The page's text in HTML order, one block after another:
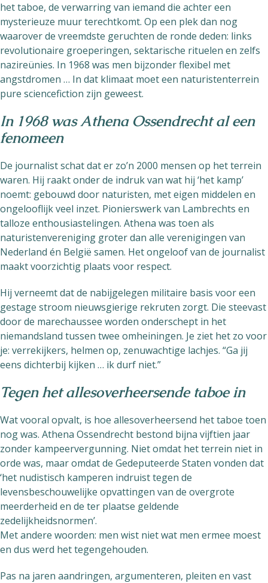
het taboe, de verwarring van iemand die achter een
mysterieuze muur terechtkomt. Op een plek dan nog
waarover de vreemdste geruchten de ronde deden: links
revolutionaire groeperingen, sektarische rituelen en zelfs
nazireünies. In 1968 was men bijzonder flexibel met
angstdromen … In dat klimaat moet een naturistenterrein
pure sciencefiction zijn geweest.
In 1968 was Athena Ossendrecht al een
fenomeen
De journalist schat dat er zo’n 2000 mensen op het terrein
waren. Hij raakt onder de indruk van wat hij ‘het kamp’
noemt: gebouwd door naturisten, met eigen middelen en
ongelooflijk veel inzet. Pionierswerk van Lambrechts en
talloze enthousiastelingen. Athena was toen als
naturistenvereniging groter dan alle verenigingen van
Nederland én België samen. Het ongeloof van de journalist
maakt voorzichtig plaats voor respect.
Hij verneemt dat de nabijgelegen militaire basis voor een
gestage stroom nieuwsgierige rekruten zorgt. Die steevast
door de marechaussee worden onderschept in het
niemandsland tussen twee omheiningen. Je ziet het zo voor
je: verrekijkers, helmen op, zenuwachtige lachjes. “Ga jij
eens dichterbij kijken … ik durf niet.”
Tegen het allesoverheersende taboe in
Wat vooral opvalt, is hoe allesoverheersend het taboe toen
nog was. Athena Ossendrecht bestond bijna vijftien jaar
zonder kampeervergunning. Niet omdat het terrein niet in
orde was, maar omdat de Gedeputeerde Staten vonden dat
‘het nudistisch kamperen indruist tegen de
levensbeschouwelijke opvattingen van de overgrote
meerderheid en de ter plaatse geldende
zedelijkheidsnormen’.
Met andere woorden: men wist niet wat men ermee moest
en dus werd het tegengehouden.
Pas na jaren aandringen, argumenteren, pleiten en vast